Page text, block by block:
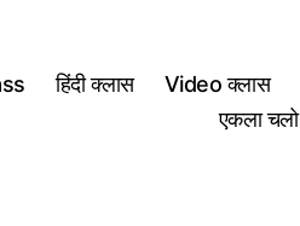
हिंदी क्लास Video क्लास
एकला चलो